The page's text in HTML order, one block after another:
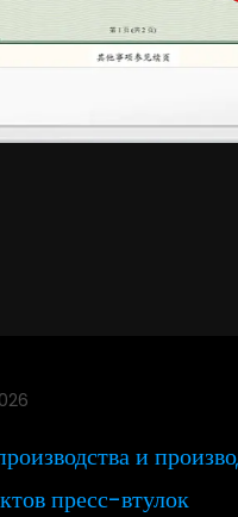
и производства
втулок